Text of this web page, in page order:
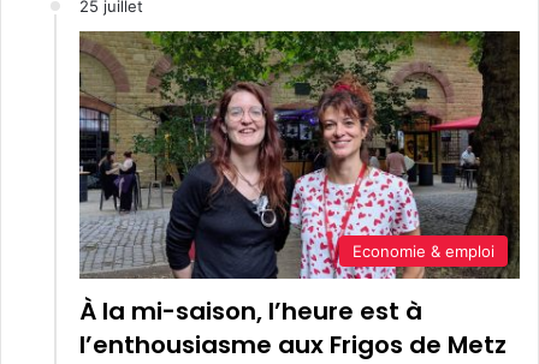
25 juillet
Economie & emploi
À la mi-saison, l’heure est à
l’enthousiasme aux Frigos de Metz